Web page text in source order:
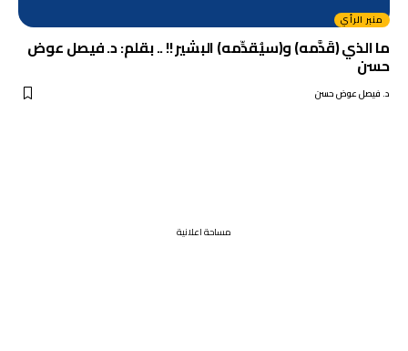
منبر الرأي
ما الذي (قَدَّمه) و(سيُقدِّمه) البشير !! .. بقلم: د. فيصل عوض
حسن
د. فيصل عوض حسن
مساحة اعلانية